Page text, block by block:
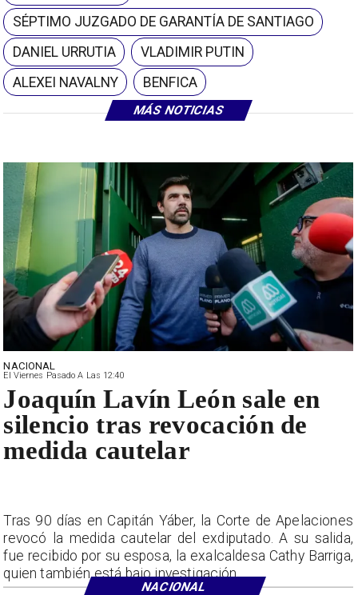
MÁS NOTICIAS
SÉPTIMO JUZGADO DE GARANTÍA DE SANTIAGO
DANIEL URRUTIA
VLADIMIR PUTIN
ALEXEI NAVALNY
BENFICA
NACIONAL
El Viernes Pasado A Las 12:40
Joaquín Lavín León sale en
silencio tras revocación de
medida cautelar
Tras 90 días en Capitán Yáber, la Corte de Apelaciones
revocó la medida cautelar del exdiputado. A su salida,
fue recibido por su esposa, la exalcaldesa Cathy Barriga,
quien también está bajo investigación.
NACIONAL